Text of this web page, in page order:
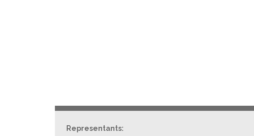
Representants: